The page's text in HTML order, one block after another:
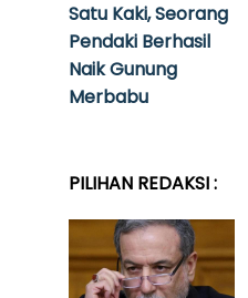
Satu Kaki, Seorang
Pendaki Berhasil
Naik Gunung
Merbabu
PILIHAN REDAKSI :